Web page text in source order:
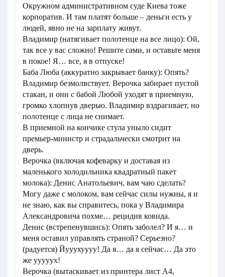
Окружном административном суде Киева тоже
корпоратив. И там платят больше – деньги есть у
людей, явно не на зарплату живут.
Владимир (натягивает полотенце на все лицо): Ой,
так все у вас сложно! Решите сами, и оставьте меня
в покое! Я… все, я в отпуске!
Баба Люба (аккуратно закрывает банку): Опять?
Владимир безмолвствует. Верочка забирает пустой
стакан, и они с бабой Любой уходят в приемную,
громко хлопнув дверью. Владимир вздрагивает, но
полотенце с лица не снимает.
В приемной на кончике стула уныло сидит
премьер-министр и страдальчески смотрит на
дверь.
Верочка (включая кофеварку и доставая из
маленького холодильника квадратный пакет
молока): Денис Анатольевич, вам чаю сделать?
Могу даже с молоком, вам сейчас силы нужны, я и
не знаю, как вы справитесь, пока у Владимира
Александровича похме… рецидив ковида.
Денис (встрепенувшись): Опять заболел? И я… и
меня оставил управлять страной? Серьезно?
(радуется) Йууухуууу! Да я… да я сейчас… Да это
же ууууух!
Верочка (вытаскивает из принтера лист А4,